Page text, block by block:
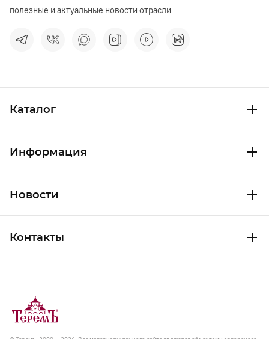
полезные и актуальные новости отрасли
Каталог
Информация
Новости
Контакты